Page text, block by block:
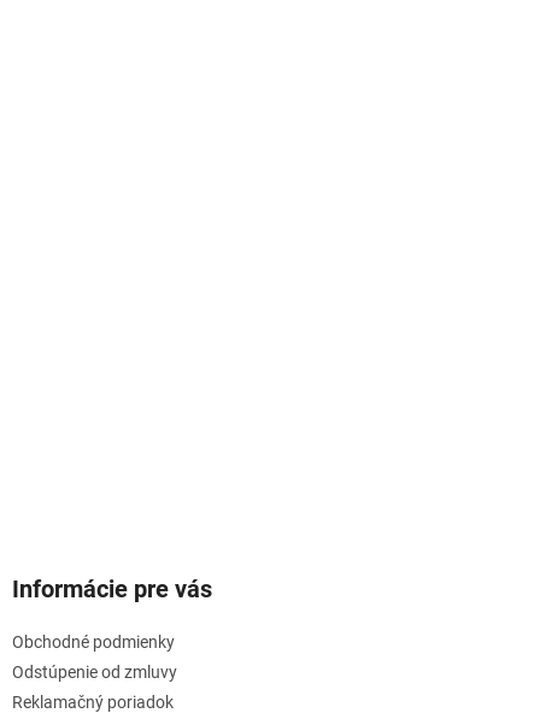
Informácie pre vás
Obchodné podmienky
Odstúpenie od zmluvy
Reklamačný poriadok